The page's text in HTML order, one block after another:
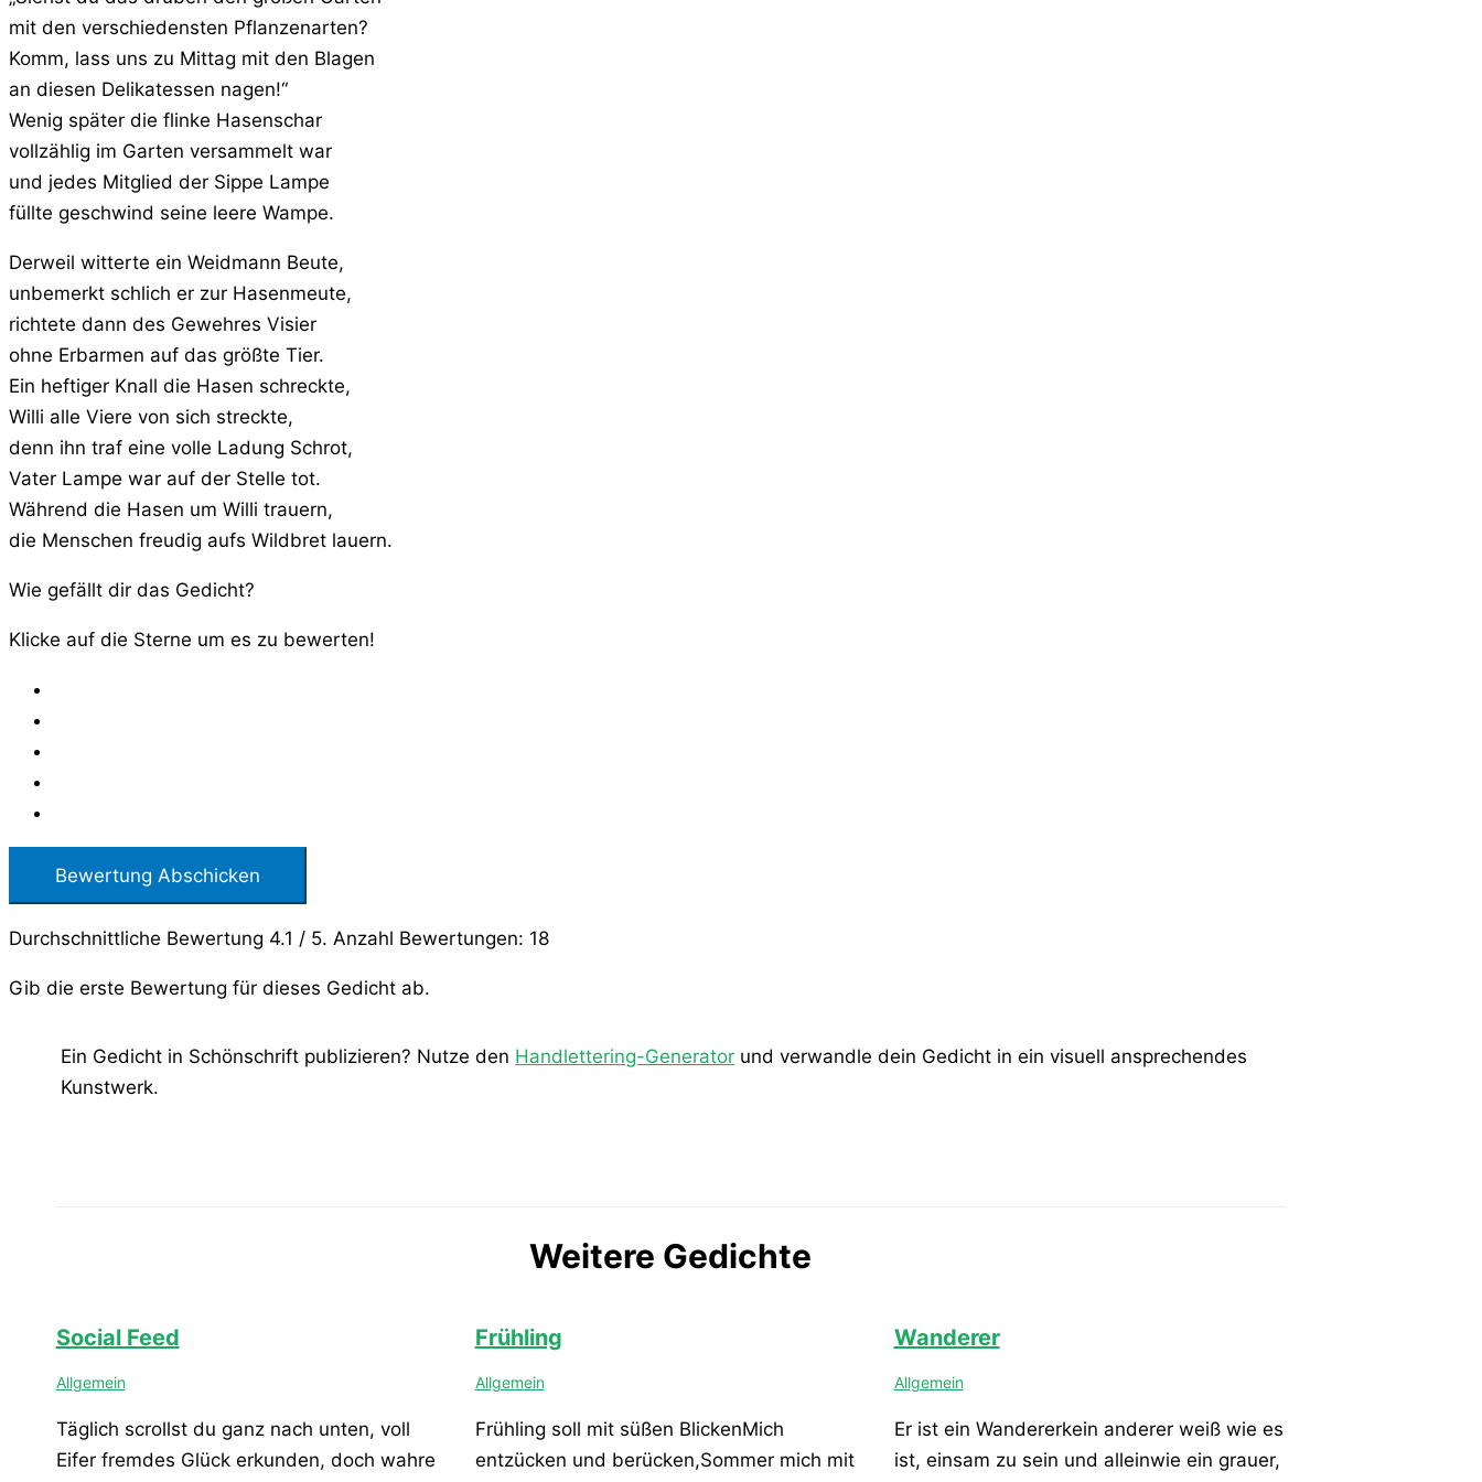
mit den verschiedensten Pflanzenarten?
Komm, lass uns zu Mittag mit den Blagen
an diesen Delikatessen nagen!“
Wenig später die flinke Hasenschar
vollzählig im Garten versammelt war
und jedes Mitglied der Sippe Lampe
füllte geschwind seine leere Wampe.
Derweil witterte ein Weidmann Beute,
unbemerkt schlich er zur Hasenmeute,
richtete dann des Gewehres Visier
ohne Erbarmen auf das größte Tier.
Ein heftiger Knall die Hasen schreckte,
Willi alle Viere von sich streckte,
denn ihn traf eine volle Ladung Schrot,
Vater Lampe war auf der Stelle tot.
Während die Hasen um Willi trauern,
die Menschen freudig aufs Wildbret lauern.
Wie gefällt dir das Gedicht?
Klicke auf die Sterne um es zu bewerten!
Bewertung Abschicken
Durchschnittliche Bewertung 4.1 / 5. Anzahl Bewertungen: 18
Gib die erste Bewertung für dieses Gedicht ab.
Ein Gedicht in Schönschrift publizieren? Nutze den Handlettering-Generator und verwandle dein Gedicht in ein visuell ansprechendes
Kunstwerk.
Weitere Gedichte
Social Feed
Allgemein
Täglich scrollst du ganz nach unten, voll
Eifer fremdes Glück erkunden, doch wahre
Frühling
Allgemein
Frühling soll mit süßen BlickenMich
entzücken und berücken,Sommer mich mit
Wanderer
Allgemein
Er ist ein Wandererkein anderer weiß wie es
ist, einsam zu sein und alleinwie ein grauer,